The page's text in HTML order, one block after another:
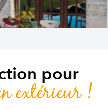
pour
extérieur !